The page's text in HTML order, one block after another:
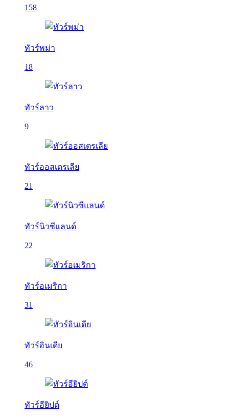
158
ทัวร์พม่า
18
ทัวร์ลาว
9
ทัวร์ออสเตรเลีย
21
ทัวร์นิวซีแลนด์
22
ทัวร์อเมริกา
31
ทัวร์อินเดีย
46
ทัวร์อียิปต์